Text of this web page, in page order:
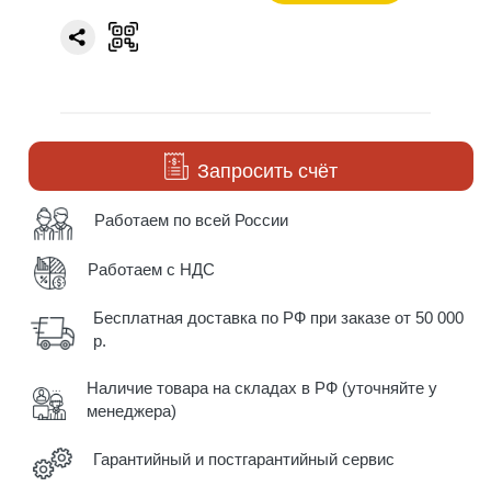
Запросить счёт
Работаем по всей России
Работаем с НДС
Бесплатная доставка по РФ при заказе от 50 000
р.
Наличие товара на складах в РФ (уточняйте у
менеджера)
Гарантийный и постгарантийный сервис